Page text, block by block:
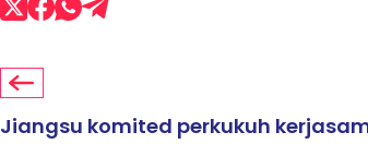
Jiangsu komited perkukuh